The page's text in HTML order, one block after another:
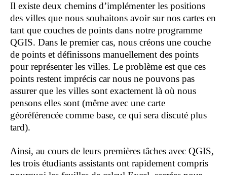
Il existe deux chemins d’implémenter les positions
des villes que nous souhaitons avoir sur nos cartes en
tant que couches de points dans notre programme
QGIS. Dans le premier cas, nous créons une couche
de points et définissons manuellement des points
pour représenter les villes. Le problème est que ces
points restent imprécis car nous ne pouvons pas
assurer que les villes sont exactement là où nous
pensons elles sont (même avec une carte
géoréférencée comme base, ce qui sera discuté plus
tard).
Ainsi, au cours de leurs premières tâches avec QGIS,
les trois étudiants assistants ont rapidement compris